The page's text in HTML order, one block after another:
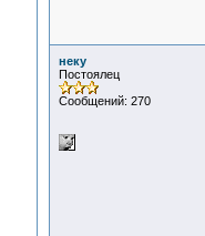
неку
Постоялец
Сообщений: 270